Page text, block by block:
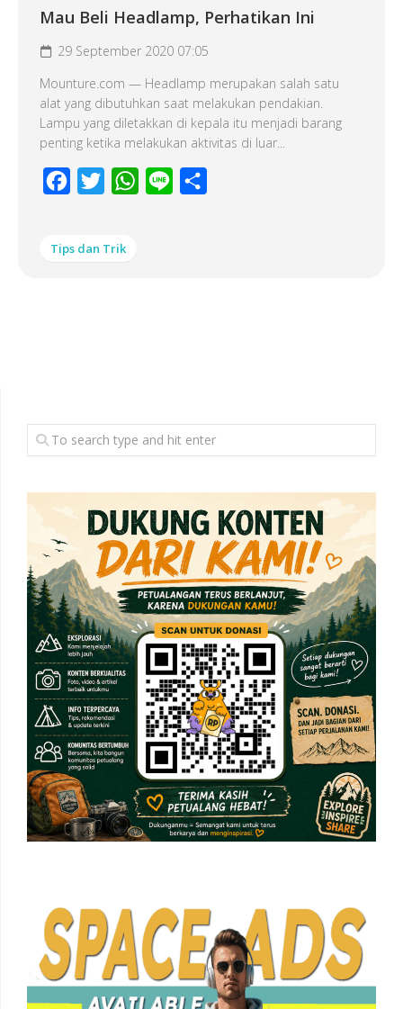
Mau Beli Headlamp, Perhatikan Ini
29 September 2020 07:05
Mounture.com — Headlamp merupakan salah satu
alat yang dibutuhkan saat melakukan pendakian.
Lampu yang diletakkan di kepala itu menjadi barang
penting ketika melakukan aktivitas di luar...
Facebook
Twitter WhatsApp
Line
Tips dan Trik